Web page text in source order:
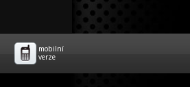
mobilní
verze